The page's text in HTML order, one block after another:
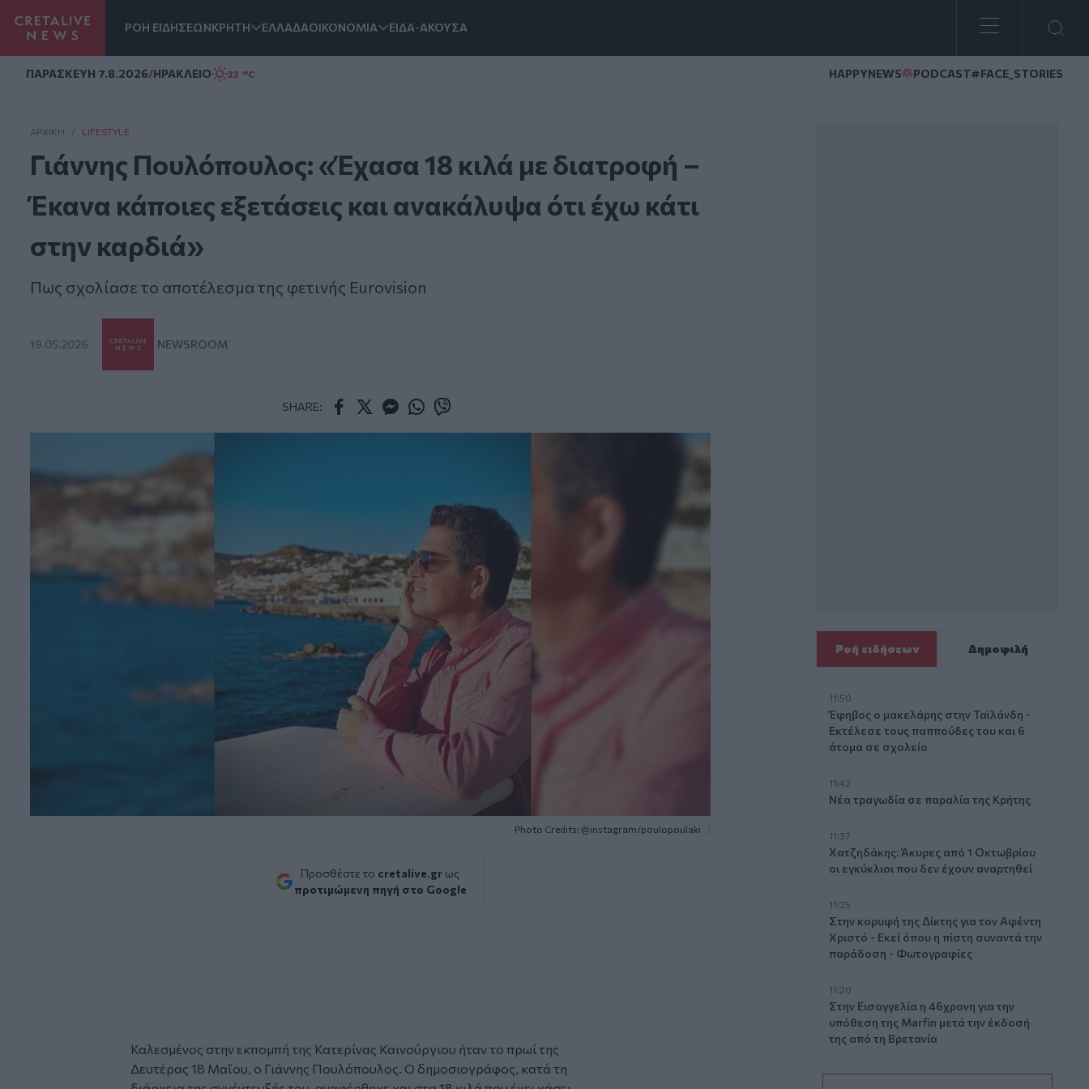
ΡΟΗ ΕΙΔΗΣΕΩΝΚΡΗΤΗ ΕΛΛΑΔΑΟΙΚΟΝΟΜΙΑ ΕΙΔΑ-ΑΚΟΥΣΑ
ΠΑΡΑΣΚΕΥΗ 7.8.2026/ΗΡΑΚΛΕΙΟ 33 °C HAPPYNEWS PODCAST#FACE_STORIES
ΑΡΧΙΚΗ / LIFESTYLE
Γιάννης Πουλόπουλος: «Έχασα 18 κιλά με διατροφή –
Έκανα κάποιες εξετάσεις και ανακάλυψα ότι έχω κάτι
στην καρδιά»
Πως σχολίασε το αποτέλεσμα της φετινής Eurovision
19.05.2026 NEWSROOM
SHARE:
Photo Credits: @instagram/poulopoulaki
Προσθέστε το cretalive.gr ως
προτιμώμενη πηγή στο Google
Καλεσμένος στην εκπομπή της Κατερίνας Καινούργιου ήταν το πρωί της
Δευτέρας 18 Μαΐου, ο Γιάννης Πουλόπουλος. Ο δημοσιογράφος, κατά τη
Ροή ειδήσεων Δημοφιλή
11:50
Έφηβος ο μακελάρης στην Ταϊλάνδη -
Εκτέλεσε τους παππούδες του και 6
άτομα σε σχολείο
11:42
Νέα τραγωδία σε παραλία της Κρήτης
11:37
Χατζηδάκης: Άκυρες από 1 Οκτωβρίου
οι εγκύκλιοι που δεν έχουν αναρτηθεί
11:25
Στην κορυφή της Δίκτης για τον Αφέντη
Χριστό - Εκεί όπου η πίστη συναντά την
παράδοση - Φωτογραφίες
11:20
Στην Εισαγγελία η 46χρονη για την
υπόθεση της Marfin μετά την έκδοσή
της από τη Βρετανία
11:11